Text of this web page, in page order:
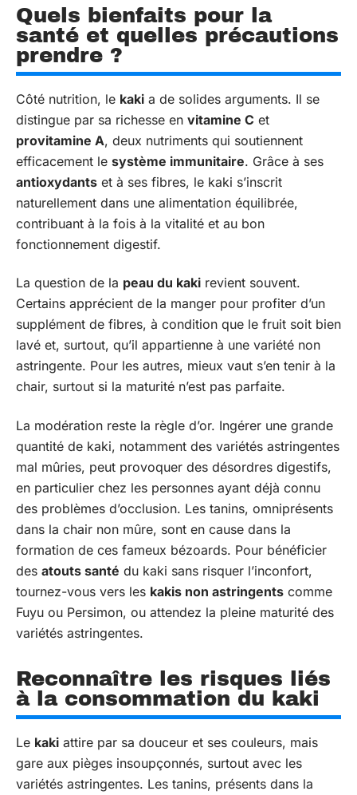
Quels bienfaits pour la
santé et quelles précautions
prendre ?
Côté nutrition, le kaki a de solides arguments. Il se
distingue par sa richesse en vitamine C et
provitamine A, deux nutriments qui soutiennent
efficacement le système immunitaire. Grâce à ses
antioxydants et à ses fibres, le kaki s’inscrit
naturellement dans une alimentation équilibrée,
contribuant à la fois à la vitalité et au bon
fonctionnement digestif.
La question de la peau du kaki revient souvent.
Certains apprécient de la manger pour profiter d’un
supplément de fibres, à condition que le fruit soit bien
lavé et, surtout, qu’il appartienne à une variété non
astringente. Pour les autres, mieux vaut s’en tenir à la
chair, surtout si la maturité n’est pas parfaite.
La modération reste la règle d’or. Ingérer une grande
quantité de kaki, notamment des variétés astringentes
mal mûries, peut provoquer des désordres digestifs,
en particulier chez les personnes ayant déjà connu
des problèmes d’occlusion. Les tanins, omniprésents
dans la chair non mûre, sont en cause dans la
formation de ces fameux bézoards. Pour bénéficier
des atouts santé du kaki sans risquer l’inconfort,
tournez-vous vers les kakis non astringents comme
Fuyu ou Persimon, ou attendez la pleine maturité des
variétés astringentes.
Reconnaître les risques liés
à la consommation du kaki
Le kaki attire par sa douceur et ses couleurs, mais
gare aux pièges insoupçonnés, surtout avec les
variétés astringentes. Les tanins, présents dans la